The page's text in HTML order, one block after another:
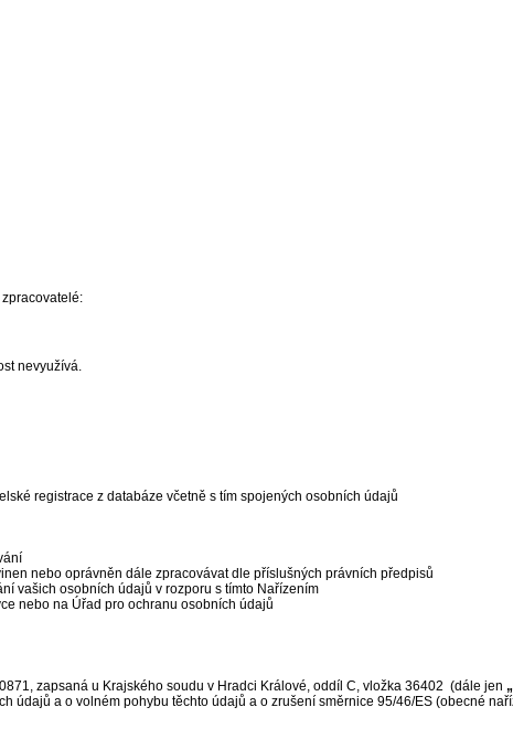
nevyužívá.
registrace z databáze včetně s tím spojených osobních údajů
nebo oprávněn dále zpracovávat dle příslušných právních předpisů
vašich osobních údajů v rozporu s tímto Nařízením
nebo na Úřad pro ochranu osobních údajů
zapsaná u Krajského soudu v Hradci Králové, oddíl C, vložka 36402 (dále jen
údajů a o volném pohybu těchto údajů a o zrušení směrnice 95/46/ES (obecné